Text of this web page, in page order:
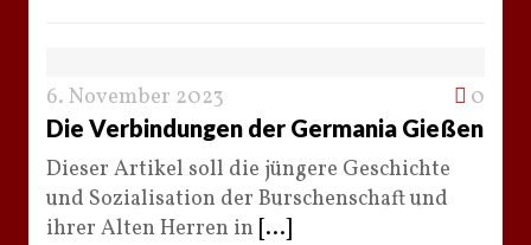
6. November 2023 0
Die Verbindungen der Germania Gießen
Dieser Artikel soll die jüngere Geschichte
und Sozialisation der Burschenschaft und
ihrer Alten Herren in [...]